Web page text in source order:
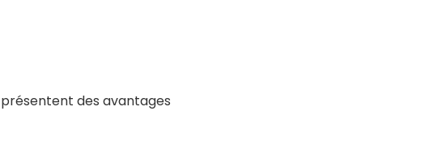
des avantages